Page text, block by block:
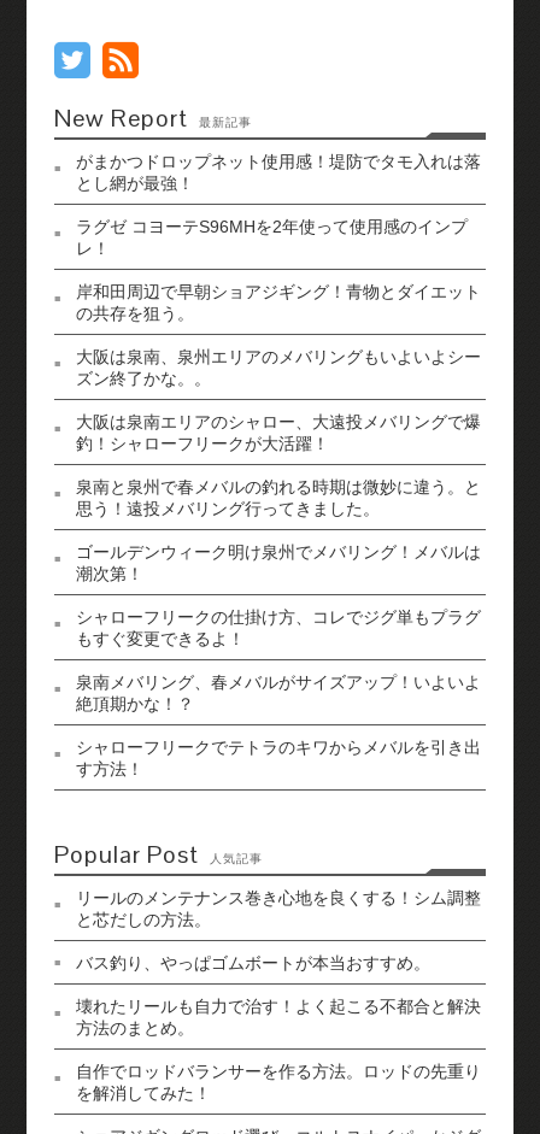
New Report 最新記事
がまかつドロップネット使用感！堤防でタモ入れは落
とし網が最強！
ラグゼ コヨーテS96MHを2年使って使用感のインプ
レ！
岸和田周辺で早朝ショアジギング！青物とダイエット
の共存を狙う。
大阪は泉南、泉州エリアのメバリングもいよいよシー
ズン終了かな。。
大阪は泉南エリアのシャロー、大遠投メバリングで爆
釣！シャローフリークが大活躍！
泉南と泉州で春メバルの釣れる時期は微妙に違う。と
思う！遠投メバリング行ってきました。
ゴールデンウィーク明け泉州でメバリング！メバルは
潮次第！
シャローフリークの仕掛け方、コレでジグ単もプラグ
もすぐ変更できるよ！
泉南メバリング、春メバルがサイズアップ！いよいよ
絶頂期かな！？
シャローフリークでテトラのキワからメバルを引き出
す方法！
Popular Post 人気記事
リールのメンテナンス巻き心地を良くする！シム調整
と芯だしの方法。
バス釣り、やっぱゴムボートが本当おすすめ。
壊れたリールも自力で治す！よく起こる不都合と解決
方法のまとめ。
自作でロッドバランサーを作る方法。ロッドの先重り
を解消してみた！